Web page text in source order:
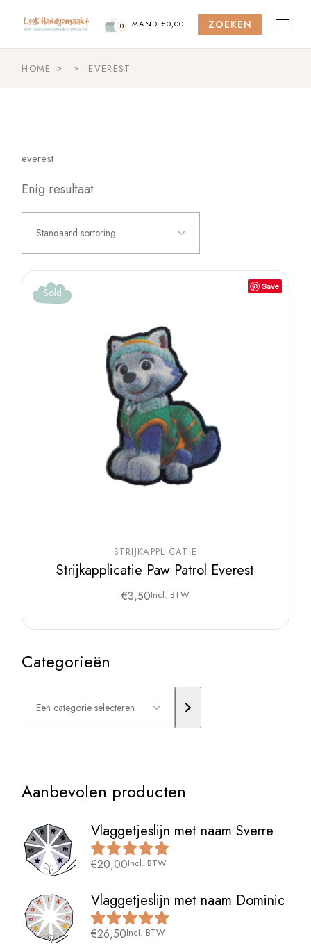
content
0 MAND €0,00 ZOEKEN
HOME EVEREST
everest
Enig resultaat
Standaard sortering
Save
Sold
STRIJKAPPLICATIE
Strijkapplicatie Paw Patrol Everest
€3,50Incl. BTW
Categorieën
Een
categorie
selecteren
Aanbevolen producten
Vlaggetjeslijn met naam Sverre
€20,00Incl. BTW
Vlaggetjeslijn met naam Dominic
€26,50Incl. BTW